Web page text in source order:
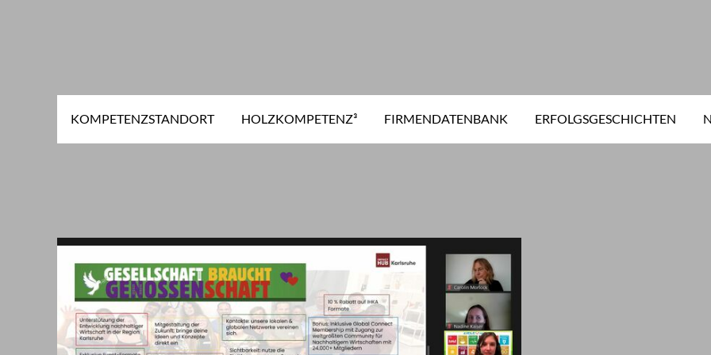
KOMPETENZSTANDORT HOLZKOMPETENZ³ FIRMENDATENBANK ERFOLGSGESCHICHTEN